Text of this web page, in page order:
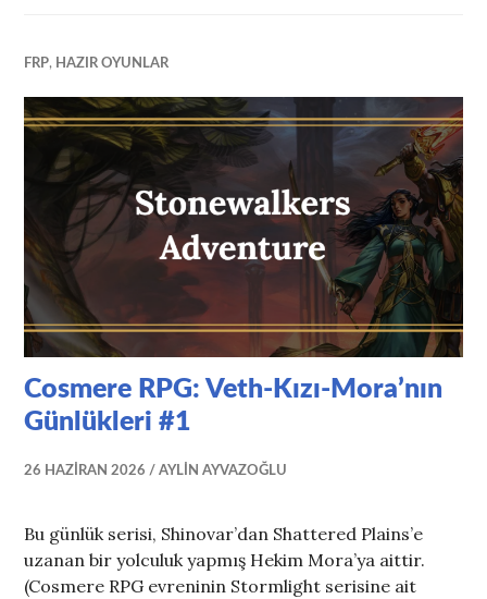
FRP, HAZIR OYUNLAR
Cosmere RPG: Veth-Kızı-Mora’nın
Günlükleri #1
26 HAZIRAN 2026 AYLIN AYVAZOĞLU
Bu günlük serisi, Shinovar’dan Shattered Plains’e
uzanan bir yolculuk yapmış Hekim Mora’ya aittir.
(Cosmere RPG evreninin Stormlight serisine ait